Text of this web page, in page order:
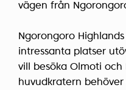
vägen från
Ngorongoro
intressanta platser
vill besöka Olmoti och
huvudkratern